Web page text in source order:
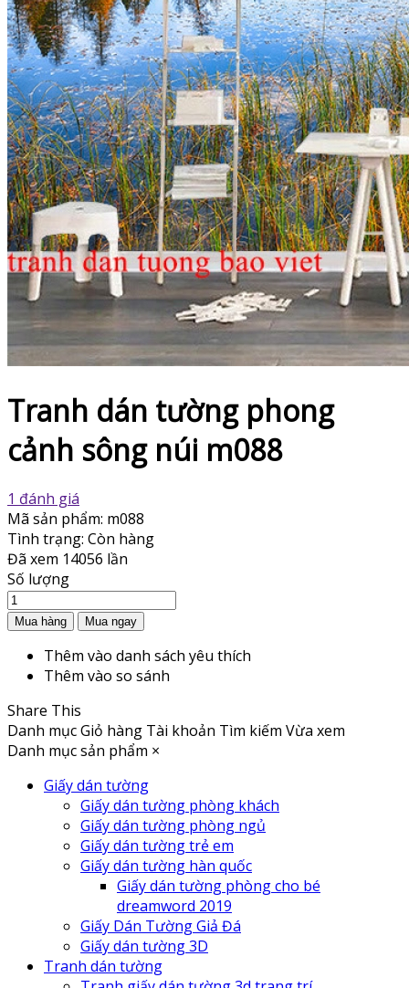
Tranh dán tường phong
cảnh sông núi m088
1 đánh giá
Mã sản phẩm: m088
Tình trạng: Còn hàng
Đã xem 14056 lần
Số lượng
Thêm vào danh sách yêu thích
Thêm vào so sánh
Share This
Danh mụcGiỏ hàng Tài khoản Tìm kiếm Vừa xem
Danh mục sản phẩm ×
Giấy dán tường
Giấy dán tường phòng khách
Giấy dán tường phòng ngủ
Giấy dán tường trẻ em
Giấy dán tường hàn quốc
Giấy dán tường phòng cho bé
dreamword 2019
Giấy Dán Tường Giả Đá
Giấy dán tường 3D
Tranh dán tường